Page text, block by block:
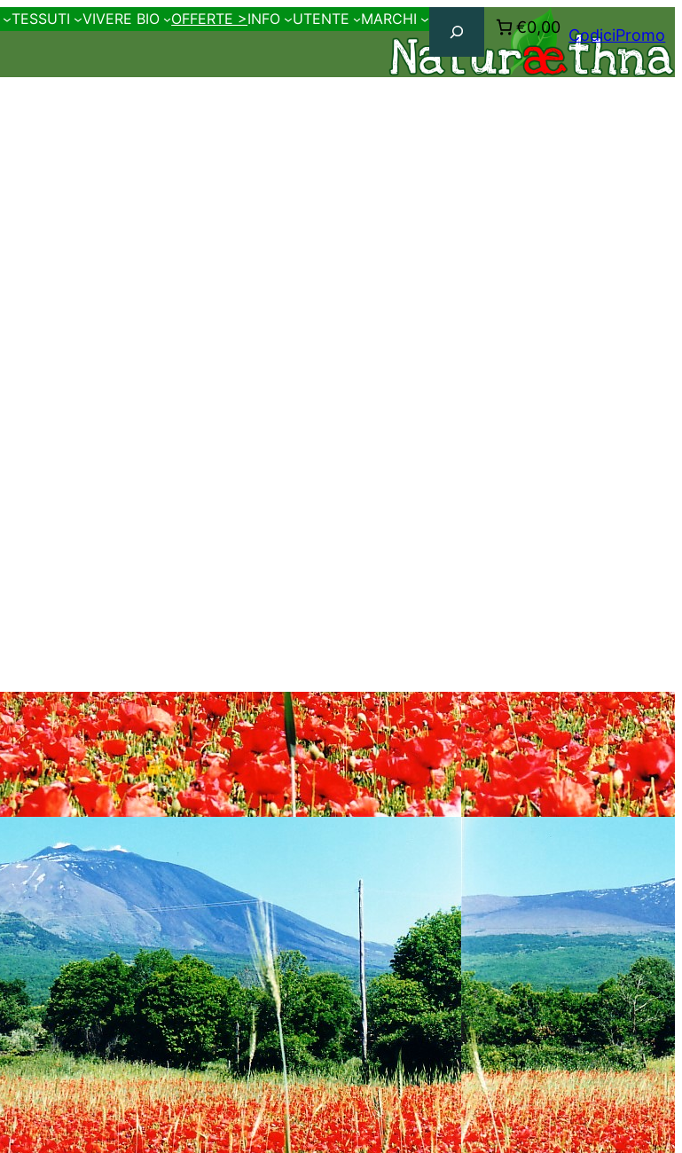
TESSUTI VIVERE BIO OFFERTE >INFO UTENTE MARCHI Cerca €0,00 CodiciPromo